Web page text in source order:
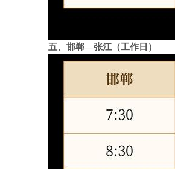
五、邯郸—张江（工作日）